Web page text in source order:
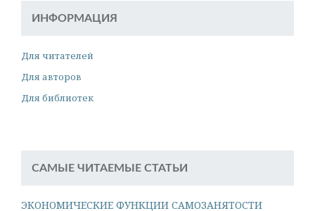
ИНФОРМАЦИЯ
Для читателей
Для авторов
Для библиотек
САМЫЕ ЧИТАЕМЫЕ СТАТЬИ
ЭКОНОМИЧЕСКИЕ ФУНКЦИИ САМОЗАНЯТОСТИ